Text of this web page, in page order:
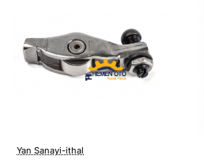
Adet
Yan Sanayi-ithal